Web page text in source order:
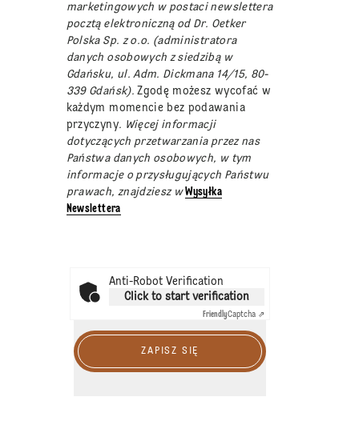
marketingowych w postaci newslettera
pocztą elektroniczną od Dr. Oetker
Polska Sp. z o.o. (administratora
danych osobowych z siedzibą w
Gdańsku, ul. Adm. Dickmana 14/15, 80-
339 Gdańsk).Zgodę możesz wycofać w
każdym momencie bez podawania
przyczyny. Więcej informacji
dotyczących przetwarzania przez nas
Państwa danych osobowych, w tym
informacje o przysługujących Państwu
prawach, znajdziesz wWysyłka
Newslettera
Anti-Robot Verification
Click to start verification
FriendlyCaptcha ⇗
ZAPISZ SIĘ